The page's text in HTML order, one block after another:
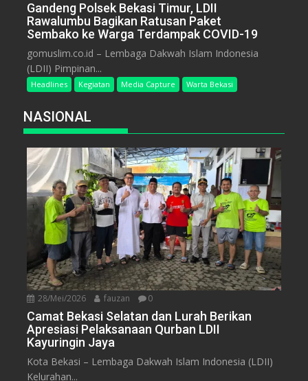
Gandeng Polsek Bekasi Timur, LDII
Rawalumbu Bagikan Ratusan Paket
Sembako ke Warga Terdampak COVID-19
gomuslim.co.id – Lembaga Dakwah Islam Indonesia
(LDII) Pimpinan...
Headlines Kegiatan Media Capture Warta Bekasi
NASIONAL
28/Mei/2026 fauzan 0
Camat Bekasi Selatan dan Lurah Berikan
Apresiasi Pelaksanaan Qurban LDII
Kayuringin Jaya
Kota Bekasi – Lembaga Dakwah Islam Indonesia (LDII)
Kelurahan...